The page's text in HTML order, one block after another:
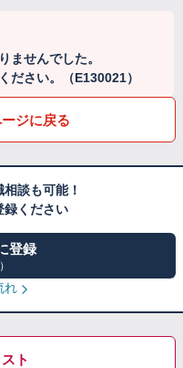
ませんでした。
ださい。（E130021）
ジに戻る
談も可能！
録ください
登録
れ
ト